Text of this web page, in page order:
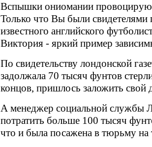
Вспышки ониомании
Только что Вы были
известного английского
Виктория - яркий пример
По свидетельству лондонской
задолжала 70 тысяч фунтов
концов, пришлось заложить свой
А менеджер социальной службы
потратить больше 100 тысяч
что и была посажена в тюрьму на